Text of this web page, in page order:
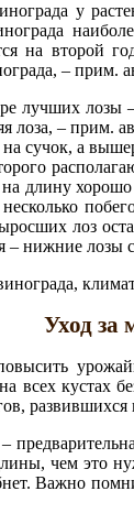
у
на второй
– прим.
лучших
лоза, – прим.
на сучок, а
длину
лоз
нижние лозы
Уход за
всех кустах
чем это
Важно